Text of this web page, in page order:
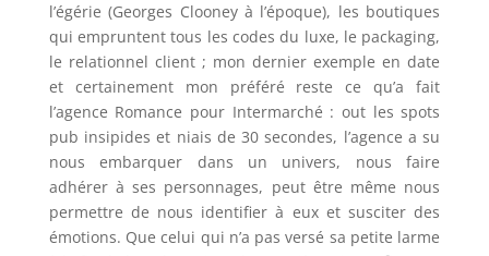
l’égérie (Georges Clooney à l’époque), les boutiques
qui empruntent tous les codes du luxe, le packaging,
le relationnel client ; mon dernier exemple en date
et certainement mon préféré reste ce qu’a fait
l’agence Romance pour Intermarché : out les spots
pub insipides et niais de 30 secondes, l’agence a su
nous embarquer dans un univers, nous faire
adhérer à ses personnages, peut être même nous
permettre de nous identifier à eux et susciter des
émotions. Que celui qui n’a pas versé sa petite larme